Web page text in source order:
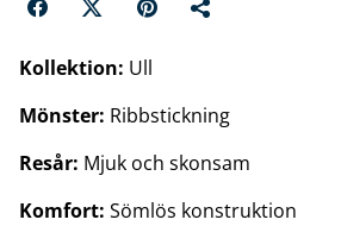
Kollektion: Ull
Mönster: Ribbstickning
Resår: Mjuk och skonsam
Komfort: Sömlös konstruktion